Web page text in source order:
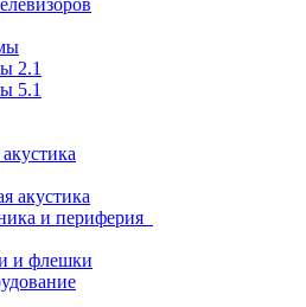
2.1
5.1
акустика
и периферия
и флешки